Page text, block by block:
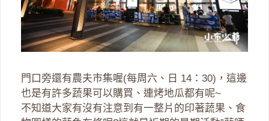
門口旁還有農夫市集喔(每周六、日 14：30)，這邊
也是有許多蔬果可以購買、連烤地瓜都有呢~
不知道大家有沒有注意到有一整片的印著蔬果、食